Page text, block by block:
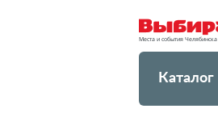
Места и события Челябинска
Каталог